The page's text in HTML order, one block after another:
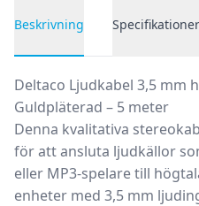
Beskrivning Specifikationer
Deltaco Ljudkabel 3,5 mm
Guldpläterad – 5 meter
Denna kvalitativa
för att ansluta ljudkällor
eller MP3-spelare till
enheter med 3,5 mm